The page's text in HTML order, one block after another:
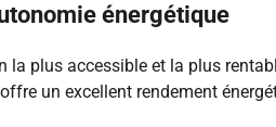
énergétique
plus accessible et la plus
un excellent rendement